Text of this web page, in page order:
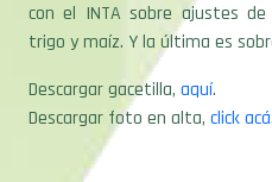
con el INTA sobre ajustes
trigo y maíz. Y la última es
Descargar gacetilla, aquí.
Descargar foto en alta, click acá.